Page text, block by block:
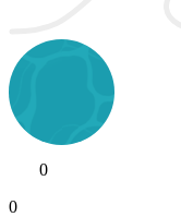
0
0